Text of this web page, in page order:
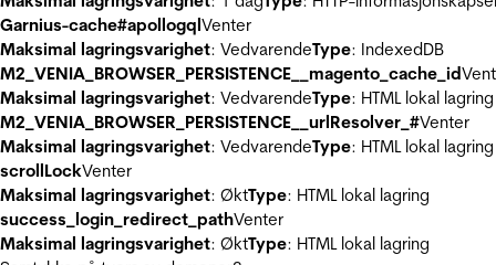
Garnius-cache#apollogqlVenter
Maksimal lagringsvarighet: VedvarendeType: IndexedDB
M2_VENIA_BROWSER_PERSISTENCE__magento_cache_id
Maksimal lagringsvarighet: VedvarendeType: HTML lokal lagring
M2_VENIA_BROWSER_PERSISTENCE__urlResolver_#Venter
Maksimal lagringsvarighet: VedvarendeType: HTML lokal lagring
scrollLockVenter
Maksimal lagringsvarighet: ØktType: HTML lokal lagring
success_login_redirect_pathVenter
Maksimal lagringsvarighet: ØktType: HTML lokal lagring